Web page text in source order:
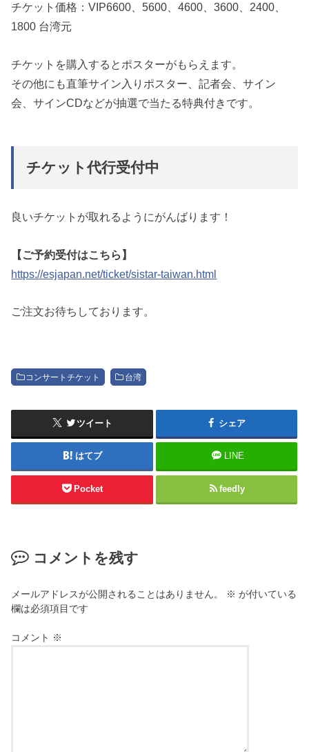
チケット価格：VIP6600、5600、4600、3600、2400、
1800 台湾元
チケットを購入するとポスターがもらえます。
その他にも直筆サイン入りポスター、記者会、サイン
会、サインCDなどが抽選で当たる特典付きです。
チケット代行受付中
良いチケットが取れるようにがんばります！
【ご予約受付はこちら】
https://esjapan.net/ticket/sistar-taiwan.html
ご注文お待ちしております。
コンサートチケット 台湾
ツイート シェア
はてブ LINE
Pocket feedly
コメントを残す
メールアドレスが公開されることはありません。 ※ が付いている
欄は必須項目です
コメント ※